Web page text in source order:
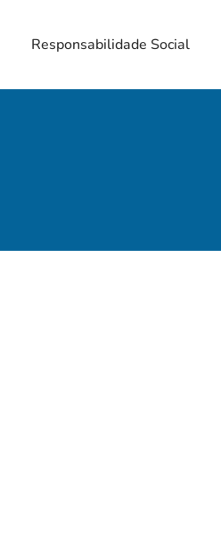
Responsabilidade Social